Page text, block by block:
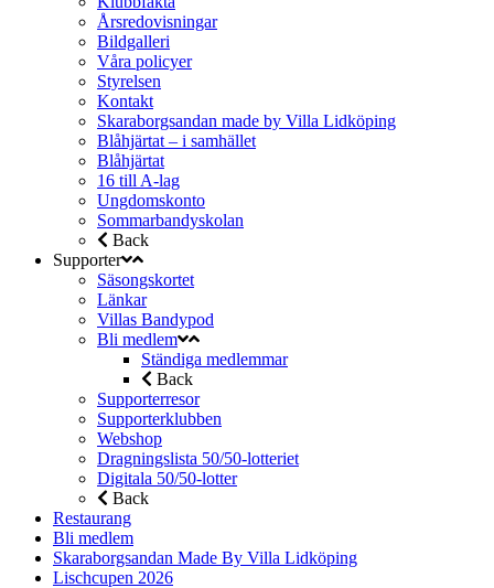
Årsredovisningar
Bildgalleri
Våra policyer
Styrelsen
Kontakt
Skaraborgsandan made by Villa Lidköping
Blåhjärtat – i samhället
Blåhjärtat
16 till A-lag
Ungdomskonto
Sommarbandyskolan
Back
Supporter
Säsongskortet
Länkar
Villas Bandypod
Bli medlem
Ständiga medlemmar
Back
Supporterresor
Supporterklubben
Webshop
Dragningslista 50/50-lotteriet
Digitala 50/50-lotter
Back
Restaurang
Bli medlem
Skaraborgsandan Made By Villa Lidköping
Lischcupen 2026